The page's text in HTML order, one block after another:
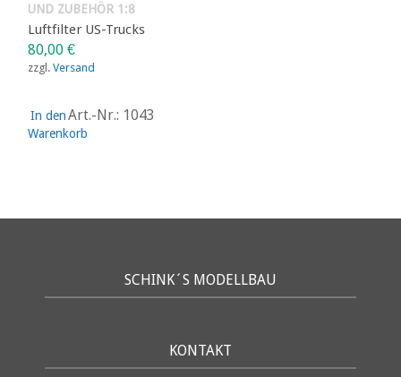
UND ZUBEHÖR 1:8
Luftfilter US-Trucks
80,00 €
zzgl. Versand
In den
Warenkorb
Art.-Nr.: 1043
SCHINK´S MODELLBAU
KONTAKT